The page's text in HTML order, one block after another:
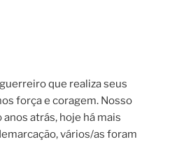
que realiza seus
força e coragem. Nosso
atrás, hoje há mais
vários/as foram